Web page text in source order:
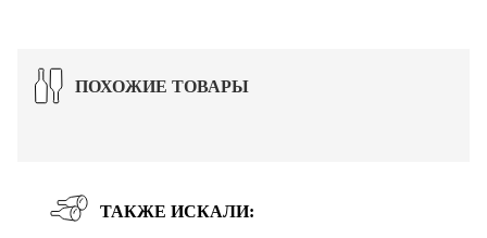
ПОХОЖИЕ ТОВАРЫ
ТАКЖЕ ИСКАЛИ: